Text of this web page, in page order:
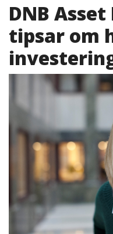
DNB
tipsar om